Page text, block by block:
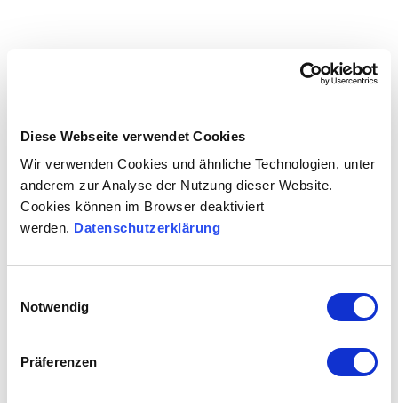
Diese Webseite verwendet Cookies
Wir verwenden Cookies und ähnliche Technologien, unter
anderem zur Analyse der Nutzung dieser Website.
Cookies können im Browser deaktiviert
werden. Datenschutzerklärung
Notwendig
Präferenzen
32’10332103
+